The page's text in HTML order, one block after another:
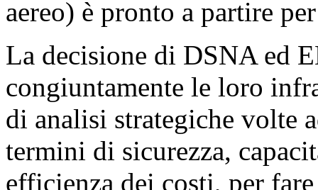
aereo) è pronto a partire
La decisione di DSNA ed
congiuntamente le loro
di analisi strategiche volte
termini di sicurezza,
efficienza dei costi, per